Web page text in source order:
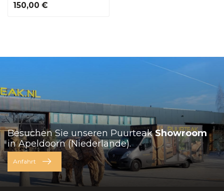
150,00 €
Besuchen Sie unseren PuurteakShowroom
in Apeldoorn (Niederlande).
Anfahrt